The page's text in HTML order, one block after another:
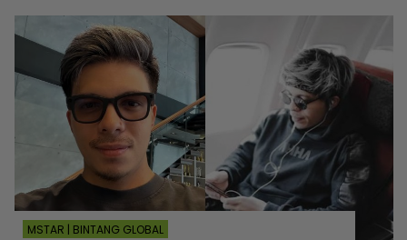
MSTAR | BINTANG GLOBAL